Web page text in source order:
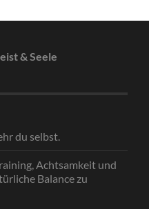
& Seele
du selbst.
Achtsamkeit und
Balance zu